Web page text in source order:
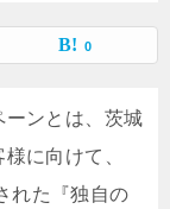
0
ンとは、茨城
に向けて、
れた『独自の